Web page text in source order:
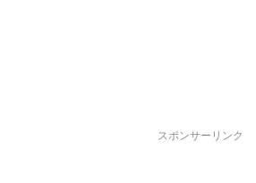
スポンサーリンク